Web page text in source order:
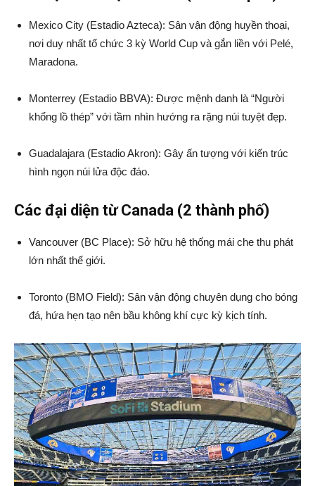
Mexico City (Estadio Azteca): Sân vận động huyền thoại,
nơi duy nhất tổ chức 3 kỳ World Cup và gắn liền với Pelé,
Maradona.
Monterrey (Estadio BBVA): Được mệnh danh là “Người
khổng lồ thép” với tầm nhìn hướng ra rặng núi tuyệt đẹp.
Guadalajara (Estadio Akron): Gây ấn tượng với kiến trúc
hình ngọn núi lửa độc đáo.
Các đại diện từ Canada (2 thành phố)
Vancouver (BC Place): Sở hữu hệ thống mái che thu phát
lớn nhất thế giới.
Toronto (BMO Field): Sân vận động chuyên dụng cho bóng
đá, hứa hẹn tạo nên bầu không khí cực kỳ kịch tính.